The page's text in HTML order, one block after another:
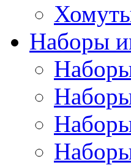
Наборы